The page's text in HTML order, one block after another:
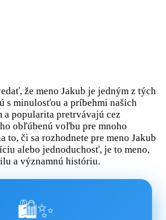
že meno Jakub je jedným z tých
s minulosťou a príbehmi našich
a popularita pretrvávajú cez
obľúbenú voľbu pre mnoho
to, či sa rozhodnete pre meno Jakub
alebo jednoduchosť, je to meno,
a významnú históriu.
🛍️✨